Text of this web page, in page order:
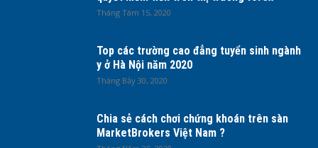
Tháng Tám 15, 2020
Top các trường cao đẳng tuyển sinh ngành
y ở Hà Nội năm 2020
Tháng Bảy 30, 2020
Chia sẻ cách chơi chứng khoán trên sàn
MarketBrokers Việt Nam ?